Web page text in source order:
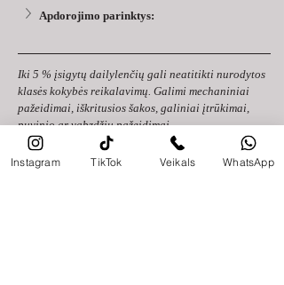
Apdorojimo parinktys:
Iki 5 % įsigytų dailylenčių gali neatitikti nurodytos
klasės kokybės reikalavimų. Galimi mechaniniai
pažeidimai, iškritusios šakos, galiniai įtrūkimai,
puvinio ar vabzdžių pažeidimai.
Prieš pirkdami pasikonsultuokite su pardavėju
Instagram TikTok Veikals WhatsApp